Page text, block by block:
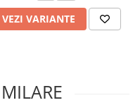
VEZI VARIANTE